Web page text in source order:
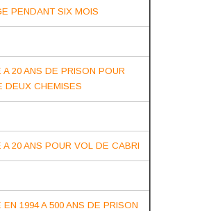
PENDANT SIX MOIS
A 20 ANS DE PRISON POUR
DEUX CHEMISES
A 20 ANS POUR VOL DE CABRI
1994 A 500 ANS DE PRISON